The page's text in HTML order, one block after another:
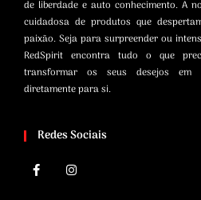
de liberdade e auto conhecimento. A
cuidadosa de produtos que
paixão. Seja para surpreender ou
RedSpirit encontra tudo o que
transformar os seus desejos em
diretamente para si.
Redes Sociais